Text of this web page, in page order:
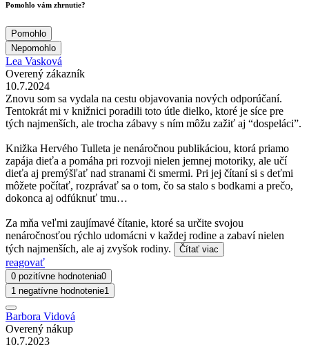
Pomohlo vám zhrnutie?
Pomohlo
Nepomohlo
Lea Vasková
Overený zákazník
10.7.2024
Znovu som sa vydala na cestu objavovania nových odporúčaní.
Tentokrát mi v knižnici poradili toto útle dielko, ktoré je síce pre
tých najmenších, ale trocha zábavy s ním môžu zažiť aj “dospeláci”.
Knižka Hervého Tulleta je nenáročnou publikáciou, ktorá priamo
zapája dieťa a pomáha pri rozvoji nielen jemnej motoriky, ale učí
dieťa aj premýšľať nad stranami či smermi. Pri jej čítaní si s deťmi
môžete počítať, rozprávať sa o tom, čo sa stalo s bodkami a prečo,
dokonca aj odfúknuť tmu…
Za mňa veľmi zaujímavé čítanie, ktoré sa určite svojou
nenáročnosťou rýchlo udomácni v každej rodine a zabaví nielen
tých najmenších, ale aj zvyšok rodiny.
Čítať viac
reagovať
0 pozitívne hodnotenia0
1 negatívne hodnotenie1
Barbora Vidová
Overený nákup
10.7.2023